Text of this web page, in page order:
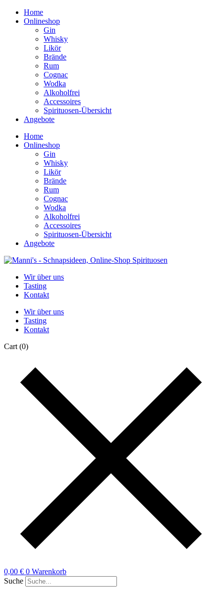
Home
Onlineshop
Gin
Whisky
Likör
Brände
Rum
Cognac
Wodka
Alkoholfrei
Accessoires
Spirituosen-Übersicht
Angebote
Home
Onlineshop
Gin
Whisky
Likör
Brände
Rum
Cognac
Wodka
Alkoholfrei
Accessoires
Spirituosen-Übersicht
Angebote
Wir über uns
Tasting
Kontakt
Wir über uns
Tasting
Kontakt
Cart (0)
0,00 € 0 Warenkorb
Suche